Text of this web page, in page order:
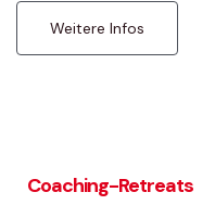
Weitere Infos
Coaching-Retreats